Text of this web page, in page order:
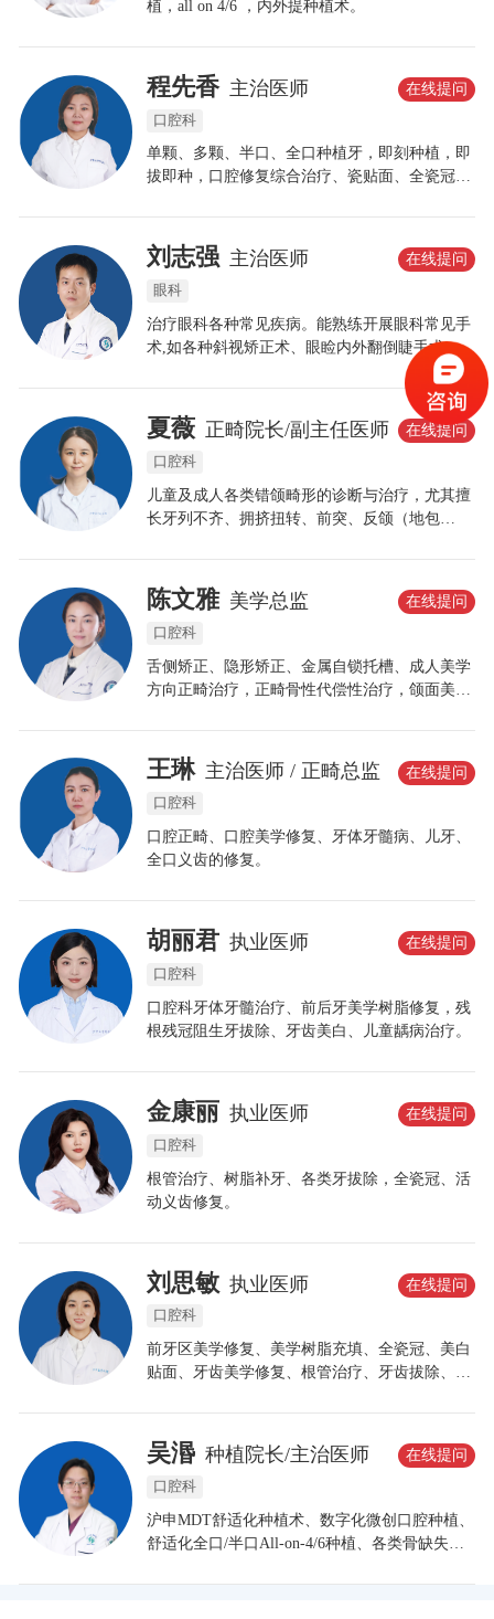
植，all on 4/6 ，内外提种植术。
程先香 主治医师
口腔科
单颗、多颗、半口、全口种植牙，即刻种植，即
拔即种，口腔修复综合治疗、瓷贴面、全瓷冠等
在线提问
刘志强 主治医师
眼科
治疗眼科各种常见疾病。能熟练开展眼科常见手
术,如各种斜视矫正术、眼睑内外翻倒睫手术、翼
状胬肉手术、结膜色素手术、飞秒激光手术、泪
道置管术、眼袋矫正术、睑皮肤松弛矫正术、眼
底视网膜激光术、白内障后囊YAG激光术、青光
眼虹膜YAG激光术、霰粒肿手术、睑结膜松弛矫
正术。
在线提问
夏薇 正畸院长/副主任医师
口腔科
儿童及成人各类错颌畸形的诊断与治疗，尤其擅
长牙列不齐、拥挤扭转、前突、反颌（地包
健康的个性化正畸矫治。
在线提问
陈文雅 美学总监
口腔科
舌侧矫正、隐形矫正、金属自锁托槽、成人美学
方向正畸治疗，正畸骨性代偿性治疗，颌面美学
等，数字化美学设计和瓷贴面美牙修复技术。
在线提问
王琳 主治医师 / 正畸总监
口腔科
口腔正畸、口腔美学修复、牙体牙髓病、儿牙、
全口义齿的修复。
在线提问
胡丽君 执业医师
口腔科
口腔科牙体牙髓治疗、前后牙美学树脂修复，残
根残冠阻生牙拔除、牙齿美白、儿童龋病治疗。
在线提问
金康丽 执业医师
口腔科
根管治疗、树脂补牙、各类牙拔除，全瓷冠、活
动义齿修复。
在线提问
刘思敏 执业医师
口腔科
前牙区美学修复、美学树脂充填、全瓷冠、美白
贴面、牙齿美学修复、根管治疗、牙齿拔除、牙
在线提问
吴湣 种植院长/主治医师
口腔科
沪申MDT舒适化种植术、数字化微创口腔种植、
舒适化全口/半口All-on-4/6种植、各类骨缺失种
在线提问